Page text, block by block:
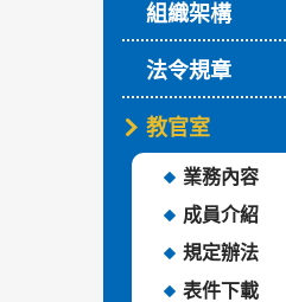
組織架構
法令規章
教官室
業務內容
成員介紹
規定辦法
表件下載